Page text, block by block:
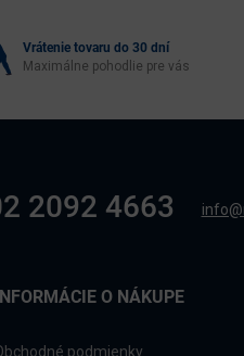
Vrátenie tovaru do 30 dní
Maximálne pohodlie pre vás
2092 4663
O NÁKUPE
podmienky